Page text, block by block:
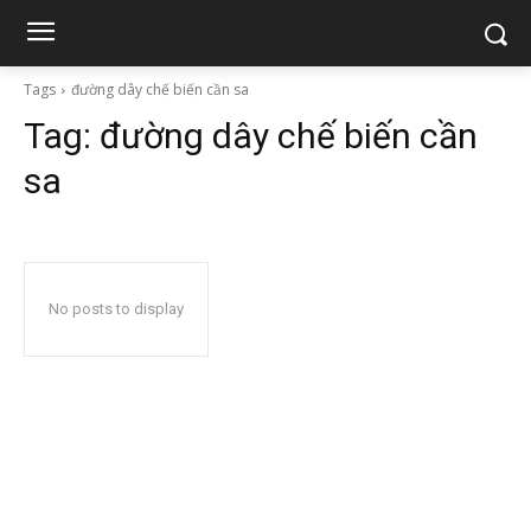
Tags đường dây chế biến cần sa
Tag: đường dây chế biến cần
sa
No posts to display